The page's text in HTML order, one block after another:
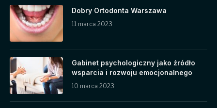
Dobry Ortodonta Warszawa
11 marca 2023
Gabinet psychologiczny jako źródło
wsparcia i rozwoju emocjonalnego
10 marca 2023